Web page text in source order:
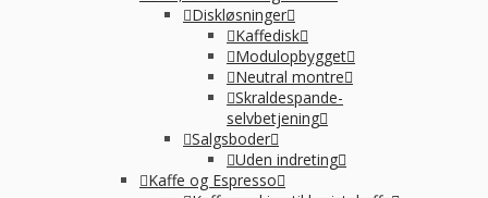
Diskløsninger
Kaffedisk
Modulopbygget
Neutral montre
Skraldespande-
selvbetjening
Salgsboder
Uden indreting
Kaffe og Espresso